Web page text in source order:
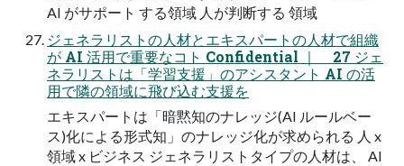
AI がサポート する領域 ⼈が判断する 領域
ジェネラリストの⼈材とエキスパートの⼈材で組織
が AI 活⽤で重要なコト Confidential ｜ 27 ジェ
ネラリストは「学習⽀援」のアシスタント AI の活
⽤で隣の領域に⾶び込む⽀援を
エキスパートは「暗黙知のナレッジ(AI ルールベー
ス)化による形式知」のナレッジ化が求められる ⼈ x
領域 x ビジネス ジェネラリストタイプの⼈材は、 AI